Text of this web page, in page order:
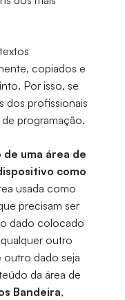
copiados e
Por isso, se
dos profissionais
programação.
de uma área de
como
usada como
precisam ser
dado colocado
outro
dado seja
da área de
Bandeira,